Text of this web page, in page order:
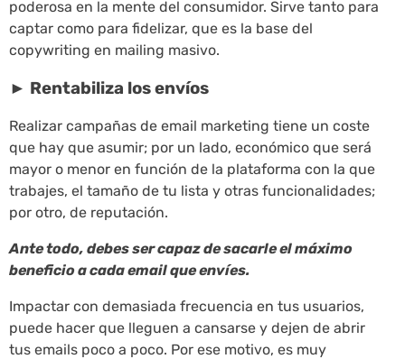
poderosa en la mente del consumidor. Sirve tanto para
captar como para fidelizar, que es la base del
copywriting en mailing masivo.
► Rentabiliza los envíos
Realizar campañas de email marketing tiene un coste
que hay que asumir; por un lado, económico que será
mayor o menor en función de la plataforma con la que
trabajes, el tamaño de tu lista y otras funcionalidades;
por otro, de reputación.
Ante todo, debes ser capaz de sacarle el máximo
beneficio a cada email que envíes.
Impactar con demasiada frecuencia en tus usuarios,
puede hacer que lleguen a cansarse y dejen de abrir
tus emails poco a poco. Por ese motivo, es muy